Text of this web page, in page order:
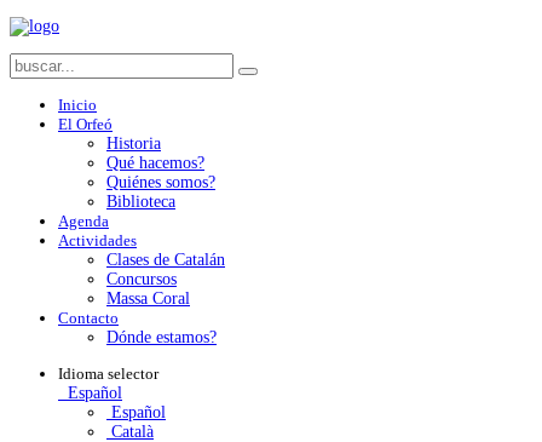
Inicio
El Orfeó
Historia
Qué hacemos?
Quiénes somos?
Biblioteca
Agenda
Actividades
Clases de Catalán
Concursos
Massa Coral
Contacto
Dónde estamos?
Idioma selector
Español
Español
Català